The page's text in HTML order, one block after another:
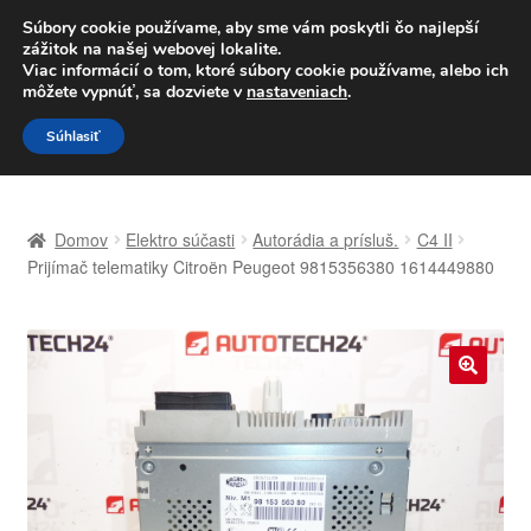
DOPRAVA od 6 EUR
Po–Pi 09:00–16:00 233 221 276
Preskočiť
na
navigáciu
Preskočiť
na
obsah
Celosvetová preprava
Môj účet
Domov Elektro súčasti Autorádia a prísluš.
C4 II
Prijímač telematiky Citroën Peugeot 9815356380 1614449880
Súbory cookie používame, aby sme vám poskytli čo najlepší
zážitok na našej webovej lokalite.
Viac informácií o tom, ktoré súbory cookie používame, alebo ich
môžete vypnúť, sa dozviete v nastaveniach.
Súhlasiť